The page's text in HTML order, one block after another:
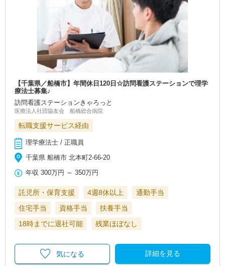
【千葉県／船橋市】年間休日120日☆訪問看護ステーションで理学
療法士募集♪
訪問看護ステーションきゃろっと
医療法人社団協友会 船橋総合病院
転職支援サービス経由
理学療法士 / 正職員
千葉県 船橋市 北本町2-66-20
年収 300万円 ～350万円
託児所・保育支援 4週8休以上
通勤手当
住宅手当
資格手当
扶養手当
18時までに退社可能
残業ほぼなし
詳細を見る
気になる